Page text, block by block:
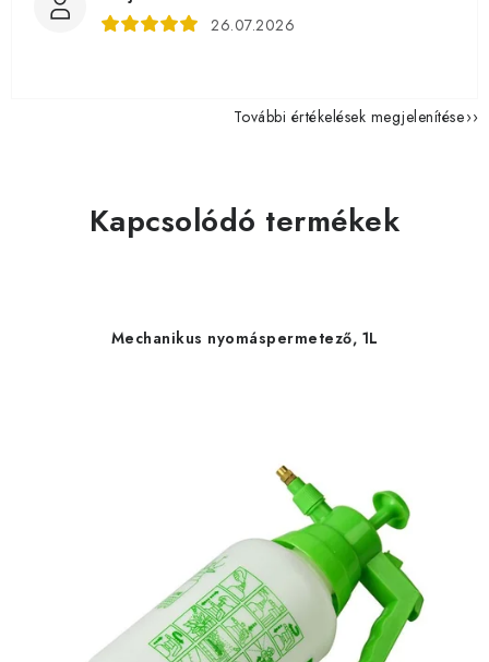
26.07.2026
További értékelések megjelenítése
Kapcsolódó termékek
Mechanikus nyomáspermetező, 1L